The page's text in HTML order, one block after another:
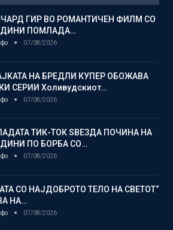
ГИР ВО РОМАНТИЧЕН ФИЛМ СО
ПОМЛАДА…
07/08/2026
НА БРЕДЛИ КУПЕР ОБОЖАВА
СЕРИИ Холивудскиот…
07/08/2026
ТИК-ТОК ЅВЕЗДА ПОЧИНА НА
ПО БОРБА СО…
07/08/2026
СО НАЈДОБРОТО ТЕЛО НА СВЕТОТ“
НА…
07/08/2026